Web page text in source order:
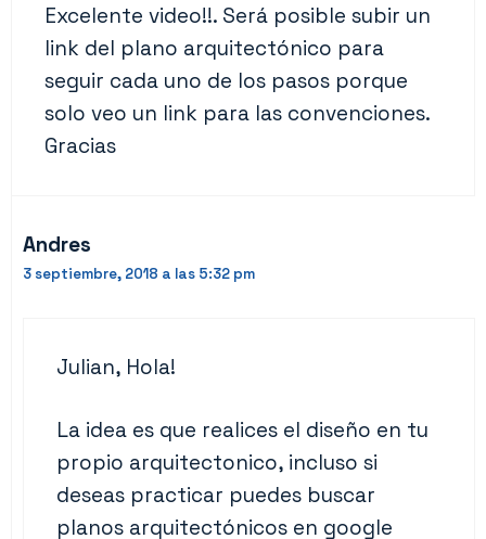
Excelente video!!. Será posible subir un
link del plano arquitectónico para
seguir cada uno de los pasos porque
solo veo un link para las convenciones.
Gracias
Andres
3 septiembre, 2018 a las 5:32 pm
Julian, Hola!
La idea es que realices el diseño en tu
propio arquitectonico, incluso si
deseas practicar puedes buscar
planos arquitectónicos en google